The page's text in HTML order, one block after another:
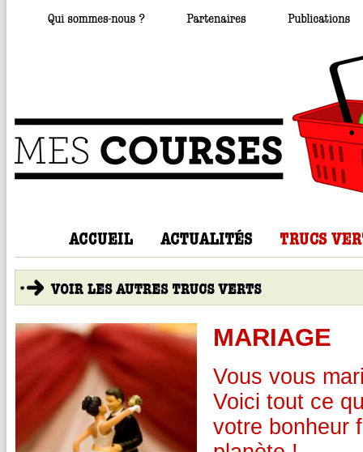
MARIAGE
Vous vous
Voici tout ce
votre bonheur